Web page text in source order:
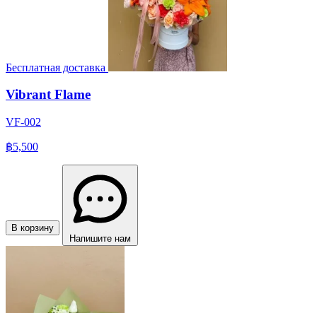
Бесплатная доставка
Vibrant Flame
VF-002
฿5,500
В корзину
Напишите нам